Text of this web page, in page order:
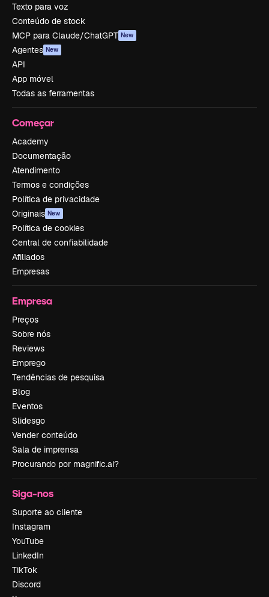
Texto para voz
Conteúdo de stock
MCP para Claude/ChatGPT New
Agentes New
API
App móvel
Todas as ferramentas
Começar
Academy
Documentação
Atendimento
Termos e condições
Política de privacidade
Originais New
Política de cookies
Central de confiabilidade
Afiliados
Empresas
Empresa
Preços
Sobre nós
Reviews
Emprego
Tendências de pesquisa
Blog
Eventos
Slidesgo
Vender conteúdo
Sala de imprensa
Procurando por magnific.ai?
Siga-nos
Suporte ao cliente
Instagram
YouTube
LinkedIn
TikTok
Discord